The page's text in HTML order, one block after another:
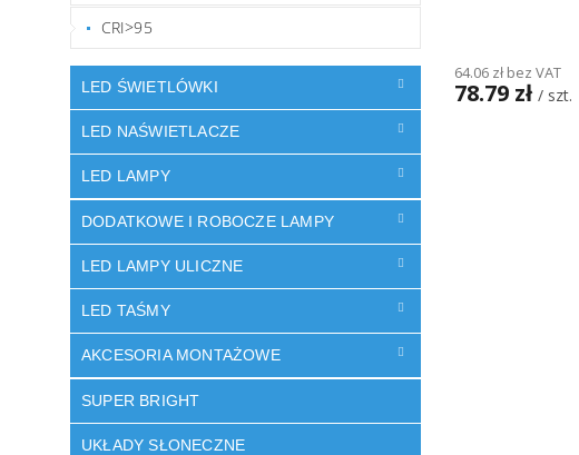
CRI>95
LED ŚWIETLÓWKI
LED NAŚWIETLACZE
LED LAMPY
DODATKOWE I ROBOCZE LAMPY
LED LAMPY ULICZNE
LED TAŚMY
AKCESORIA MONTAŻOWE
SUPER BRIGHT
UKŁADY SŁONECZNE
64.06 zł bez VAT
78.79 zł / szt.